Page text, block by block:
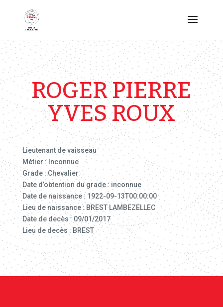
ROGER PIERRE
YVES ROUX
Lieutenant de vaisseau
Métier : Inconnue
Grade : Chevalier
Date d’obtention du grade : inconnue
Date de naissance : 1922-09-13T00:00:00
Lieu de naissance : BREST LAMBEZELLEC
Date de decès : 09/01/2017
Lieu de decès : BREST